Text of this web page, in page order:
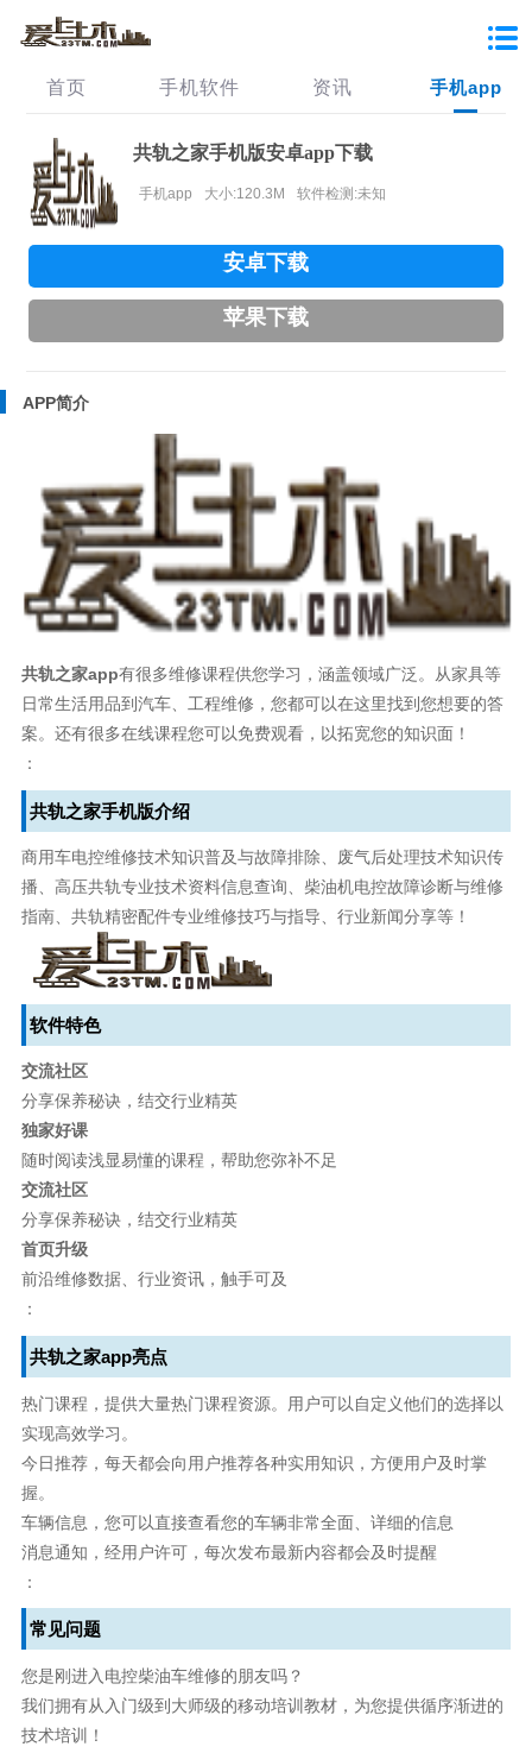
首页 手机软件 资讯 手机app
共轨之家手机版安卓app下载
手机app 大小:120.3M 软件检测:未知
安卓下载
苹果下载
APP简介
共轨之家app有很多维修课程供您学习，涵盖领域广泛。从家具等
日常生活用品到汽车、工程维修，您都可以在这里找到您想要的答
案。还有很多在线课程您可以免费观看，以拓宽您的知识面！
：
共轨之家手机版介绍
商用车电控维修技术知识普及与故障排除、废气后处理技术知识传
播、高压共轨专业技术资料信息查询、柴油机电控故障诊断与维修
指南、共轨精密配件专业维修技巧与指导、行业新闻分享等！
软件特色
交流社区
分享保养秘诀，结交行业精英
独家好课
随时阅读浅显易懂的课程，帮助您弥补不足
交流社区
分享保养秘诀，结交行业精英
首页升级
前沿维修数据、行业资讯，触手可及
：
共轨之家app亮点
热门课程，提供大量热门课程资源。用户可以自定义他们的选择以
实现高效学习。
今日推荐，每天都会向用户推荐各种实用知识，方便用户及时掌
握。
车辆信息，您可以直接查看您的车辆非常全面、详细的信息
消息通知，经用户许可，每次发布最新内容都会及时提醒
：
常见问题
您是刚进入电控柴油车维修的朋友吗？
我们拥有从入门级到大师级的移动培训教材，为您提供循序渐进的
技术培训！